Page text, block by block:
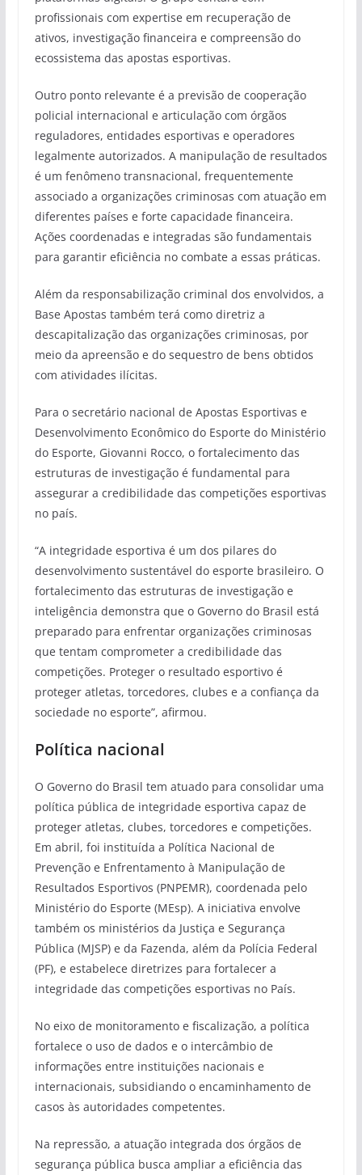
profissionais com expertise em recuperação de
ativos, investigação financeira e compreensão do
ecossistema das apostas esportivas.
Outro ponto relevante é a previsão de cooperação
policial internacional e articulação com órgãos
reguladores, entidades esportivas e operadores
legalmente autorizados. A manipulação de resultados
é um fenômeno transnacional, frequentemente
associado a organizações criminosas com atuação em
diferentes países e forte capacidade financeira.
Ações coordenadas e integradas são fundamentais
para garantir eficiência no combate a essas práticas.
Além da responsabilização criminal dos envolvidos, a
Base Apostas também terá como diretriz a
descapitalização das organizações criminosas, por
meio da apreensão e do sequestro de bens obtidos
com atividades ilícitas.
Para o secretário nacional de Apostas Esportivas e
Desenvolvimento Econômico do Esporte do Ministério
do Esporte, Giovanni Rocco, o fortalecimento das
estruturas de investigação é fundamental para
assegurar a credibilidade das competições esportivas
no país.
“A integridade esportiva é um dos pilares do
desenvolvimento sustentável do esporte brasileiro. O
fortalecimento das estruturas de investigação e
inteligência demonstra que o Governo do Brasil está
preparado para enfrentar organizações criminosas
que tentam comprometer a credibilidade das
competições. Proteger o resultado esportivo é
proteger atletas, torcedores, clubes e a confiança da
sociedade no esporte”, afirmou.
Política nacional
O Governo do Brasil tem atuado para consolidar uma
política pública de integridade esportiva capaz de
proteger atletas, clubes, torcedores e competições.
Em abril, foi instituída a Política Nacional de
Prevenção e Enfrentamento à Manipulação de
Resultados Esportivos (PNPEMR), coordenada pelo
Ministério do Esporte (MEsp). A iniciativa envolve
também os ministérios da Justiça e Segurança
Pública (MJSP) e da Fazenda, além da Polícia Federal
(PF), e estabelece diretrizes para fortalecer a
integridade das competições esportivas no País.
No eixo de monitoramento e fiscalização, a política
fortalece o uso de dados e o intercâmbio de
informações entre instituições nacionais e
internacionais, subsidiando o encaminhamento de
casos às autoridades competentes.
Na repressão, a atuação integrada dos órgãos de
segurança pública busca ampliar a eficiência das